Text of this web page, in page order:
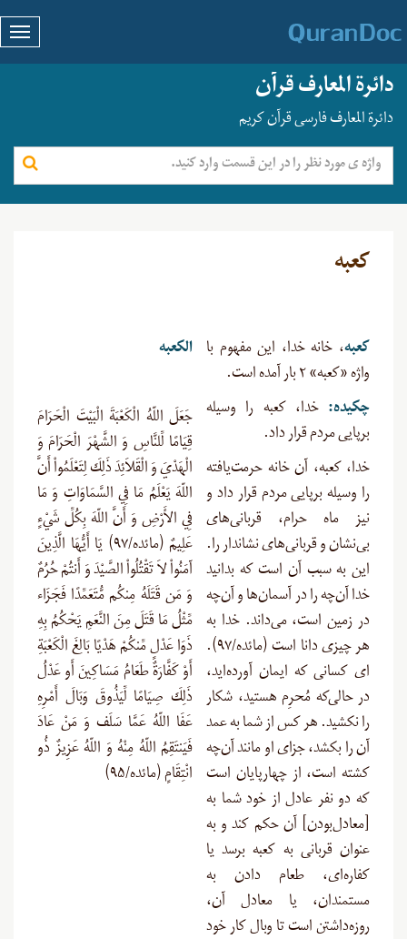
دائرة المعارف قرآن
دائرة المعارف فارسی قرآن کریم
کعبه
کعبه، خانه خدا، این مفهوم با
واژه «کعبه» ۲ بار آمده است.
چکیده: خدا، کعبه را وسیله
برپایی مردم قرار داد.
خدا، کعبه، آن خانه حرمت‌یافته
را وسیله برپایی مردم قرار داد و
نیز ماه حرام، قربانی‌های
بی‌نشان و قربانی‌های نشاندار را.
این به سبب آن است که بدانید
خدا آن‌چه را در آسمان‌ها و آن‌چه
در زمین است، می‌داند. خدا به
هر چیزی دانا است (مائده/۹۷).
ای کسانی که ایمان آورده‌اید،
در حالی‌که مُحرِم هستید، شکار
را نکشید. هر کس از شما به عمد
آن را بکشد، جزای او مانند آن‌چه
کشته است، از چهارپایان است
که دو نفر عادل از خود شما به
[معادل‎‌بودن] آن حکم کند و به
عنوان قربانی به کعبه برسد یا
کفاره‌ای، طعام دادن به
مستمندان، یا معادل آن،
روزه‌داشتن است تا وبال کار خود
الکعبه
جَعَلَ اللّهُ الْكَعْبَةَ الْبَيْتَ الْحَرَامَ
قِيَامًا لِّلنَّاسِ وَ الشَّهْرَ الْحَرَامَ وَ
الْهَدْيَ وَ الْقَلاَئِدَ ذَلِكَ لِتَعْلَمُواْ أَنَّ
اللّهَ يَعْلَمُ مَا فِي السَّمَاوَاتِ وَ مَا
فِي الأَرْضِ وَ أَنَّ اللّهَ بِكُلِّ شَيْءٍ
عَلِيمٌ (مائده/۹۷) يَا أَيُّهَا الَّذِينَ
آمَنُواْ لاَ تَقْتُلُواْ الصَّيْدَ وَ أَنتُمْ حُرُمٌ
وَ مَن قَتَلَهُ مِنكُم مُّتَعَمِّدًا فَجَزَاء
مِّثْلُ مَا قَتَلَ مِنَ النَّعَمِ يَحْكُمُ بِهِ
ذَوَا عَدْلٍ مِّنكُمْ هَدْيًا بَالِغَ الْكَعْبَةِ
أَوْ كَفَّارَةٌ طَعَامُ مَسَاكِينَ أَو عَدْلُ
ذَلِكَ صِيَامًا لِّيَذُوقَ وَبَالَ أَمْرِهِ
عَفَا اللّهُ عَمَّا سَلَف وَ مَنْ عَادَ
فَيَنتَقِمُ اللّهُ مِنْهُ وَ اللّهُ عَزِيزٌ ذُو
انْتِقَامٍ (مائده/۹۵)